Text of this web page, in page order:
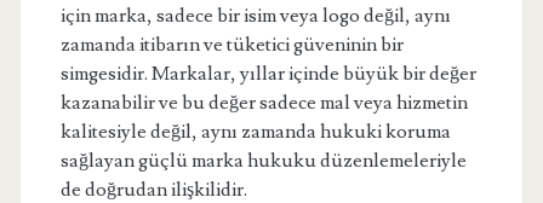
için marka, sadece bir isim veya logo değil, aynı
zamanda itibarın ve tüketici güveninin bir
simgesidir. Markalar, yıllar içinde büyük bir değer
kazanabilir ve bu değer sadece mal veya hizmetin
kalitesiyle değil, aynı zamanda hukuki koruma
sağlayan güçlü marka hukuku düzenlemeleriyle
de doğrudan ilişkilidir.